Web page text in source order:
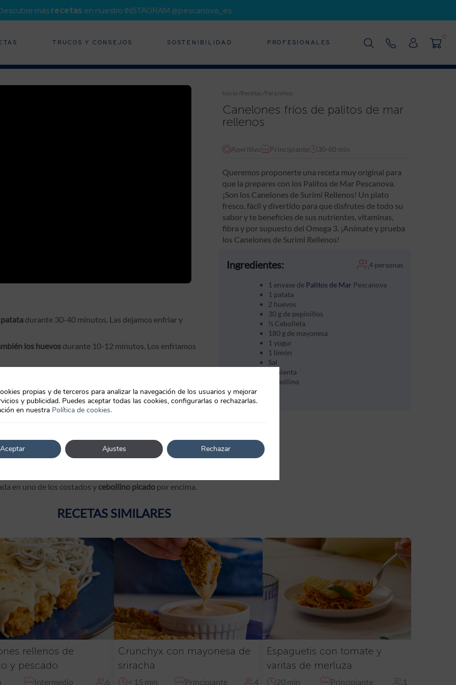
másrecetas en nuestro INSTAGRAM @pescanova_es
TRUCOS Y CONSEJOS SOSTENIBILIDAD PROFESIONALES
0
Inicio/Recetas/Para niños
Canelones fríos de palitos de mar
rellenos
Aperitivo Principiante 30-60 min
Queremos proponerte una receta muy original para
que la prepares con los Palitos de Mar Pescanova.
¡Son los Canelones de Surimi Rellenos! Un plato
fresco, fácil y divertido para que disfrutes de todo su
sabor y te beneficies de sus nutrientes, vitaminas,
fibra y por supuesto del Omega 3. ¡Anímate y prueba
los Canelones de Surimi Rellenos!
Ingredientes: 4 personas
1 envase de Palitos de Mar Pescanova
1 patata
2 huevos
30 g de pepinillos
½ Cebolleta
180 g de mayonesa
1 yogur
1 limón
Sal
Pimienta
Cebollino
patata durante 30-40 minutos. Las dejamos enfriar y
los huevos durante 10-12 minutos. Los enfriamos
cebolleta y 50 g de los palitos de mar
trituradas y los huevos picados. Reservamos.
mayonesa, el yogur, el zumo de medio limón.
uniforme y salpimentamos.
una parte para la decoración) y mezclamos bien.
extenderemos sobre una tabla.
y lo volvemos a enrollar. Recomendamos servir en un
en uno de los costados y cebollino picado por encima.
RECETAS SIMILARES
rellenos de
y pescado
Intermedio 6
Crunchyx con mayonesa de
sriracha
< 15 min Principiante 4
Espaguetis con tomate y
varitas de merluza
20 min Principiante 1
propias y de terceros para analizar la navegación de los usuarios y mejorar
y publicidad. Puedes aceptar todas las cookies, configurarlas o rechazarlas.
en nuestra Política de cookies.
Aceptar Rechazar
Ajustes